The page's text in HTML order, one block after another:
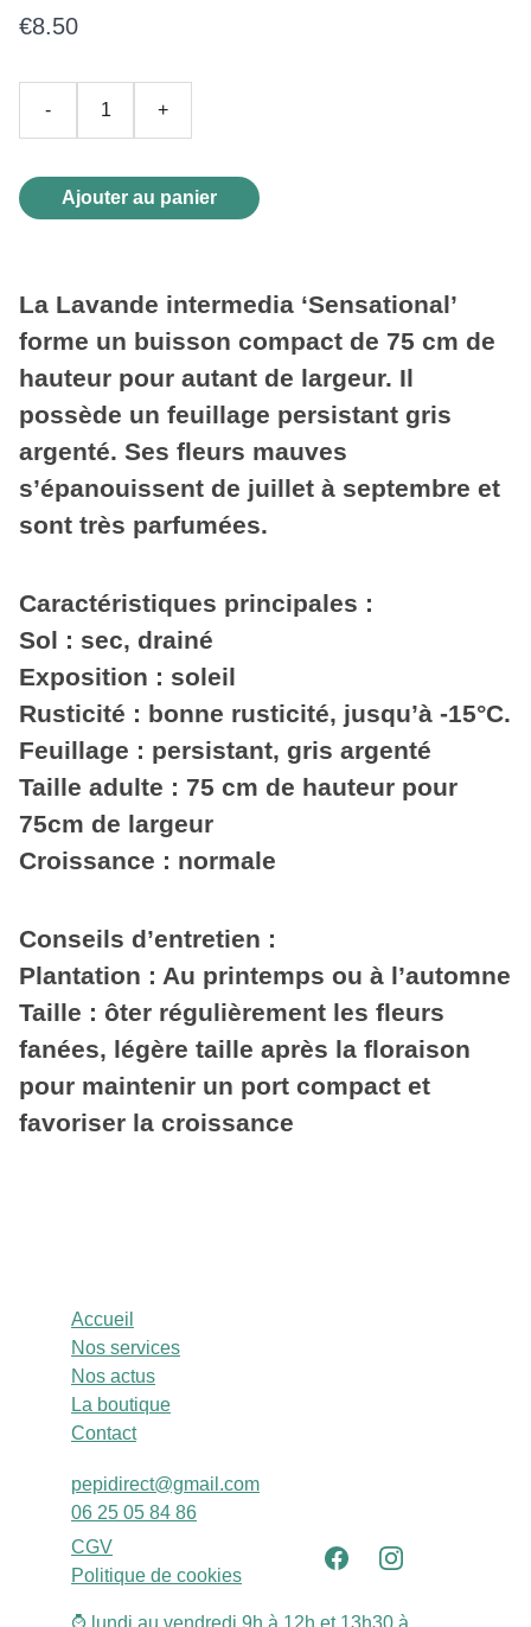
€8.50
- +
Ajouter au panier
La Lavande intermedia ‘Sensational’
forme un buisson compact de 75 cm de
hauteur pour autant de largeur. Il
possède un feuillage persistant gris
argenté. Ses fleurs mauves
s’épanouissent de juillet à septembre et
sont très parfumées.
Caractéristiques principales :
Sol : sec, drainé
Exposition : soleil
Rusticité : bonne rusticité, jusqu’à -15°C.
Feuillage : persistant, gris argenté
Taille adulte : 75 cm de hauteur pour
75cm de largeur
Croissance : normale
Conseils d’entretien :
Plantation : Au printemps ou à l’automne
Taille : ôter régulièrement les fleurs
fanées, légère taille après la floraison
pour maintenir un port compact et
favoriser la croissance
pepidirect@gmail.com
06 25 05 84 86
Accueil
Nos services
Nos actus
La boutique
Contact
CGV
Politique de cookies
⌚ lundi au vendredi 9h à 12h et 13h30 à